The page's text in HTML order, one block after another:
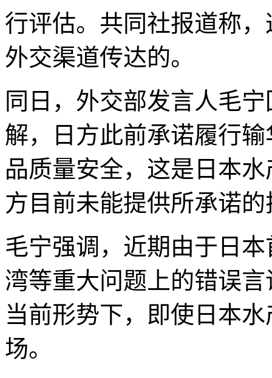
行评估。共同社报道称
外交渠道传达的。
同日，外交部发言人毛
解，日方此前承诺履行
品质量安全，这是日本
方目前未能提供所承诺
毛宁强调，近期由于日
湾等重大问题上的错误
当前形势下，即使日本
场。